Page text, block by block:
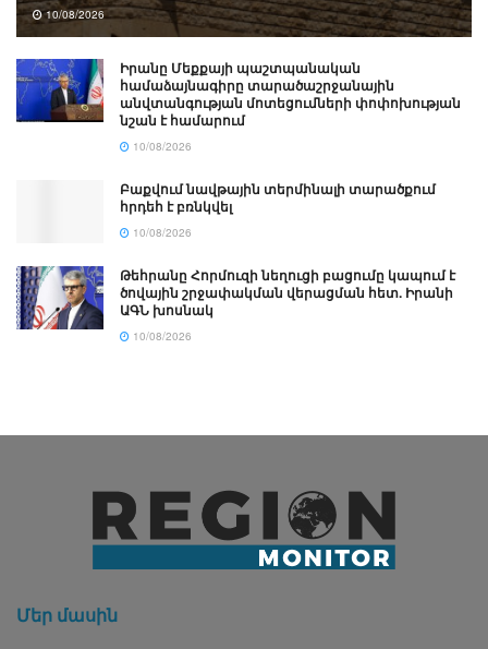
10/08/2026
Իրանը Մեքքայի պաշտպանական
համաձայնագիրը տարածաշրջանային
անվտանգության մոտեցումների փոփոխության
նշան է համարում
10/08/2026
Բաքվում նավթային տերմինալի տարածքում
հրդեհ է բռնկվել
10/08/2026
Թեհրանը Հորմուզի նեղուցի բացումը կապում է
ծովային շրջափակման վերացման հետ. Իրանի
ԱԳՆ խոսնակ
10/08/2026
Մեր մասին